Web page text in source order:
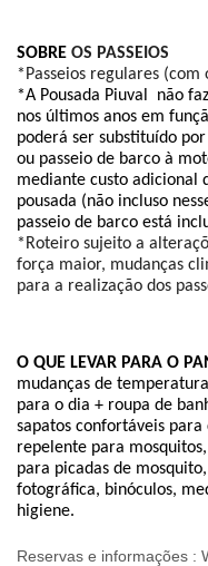
SOBRE OS PASSEIOS
*Passeios regulares (com
*A Pousada Piuval  não
nos últimos anos em
poderá ser substituído
ou passeio de barco à
mediante custo adicional
pousada (não incluso
passeio de barco está
*Roteiro sujeito a
força maior, mudanças
para a realização dos
O QUE LEVAR PARA O
mudanças de
para o dia + roupa de
sapatos confortáveis para
repelente para
para picadas de
fotográfica, binóculos,
higiene.
Reservas e informações :